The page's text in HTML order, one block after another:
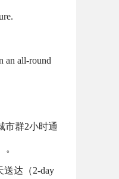
an all-round
市群2小时通
。
送达（2-day